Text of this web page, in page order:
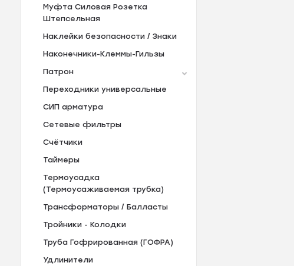
Муфта Силовая Розетка
Штепсельная
Наклейки безопасности / Знаки
Наконечники-Клеммы-Гильзы
Патрон
Переходники универсальные
СИП арматура
Сетевые фильтры
Счётчики
Таймеры
Термоусадка
(Термоусаживаемая трубка)
Трансформаторы / Балласты
Тройники - Колодки
Труба Гофрированная (ГОФРА)
Удлинители